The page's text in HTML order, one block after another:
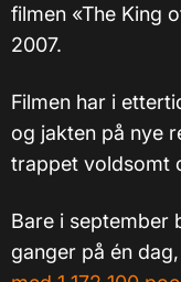
filmen «The King
2007.
Filmen har i
og jakten på nye
trappet voldsomt
Bare i september
ganger på én